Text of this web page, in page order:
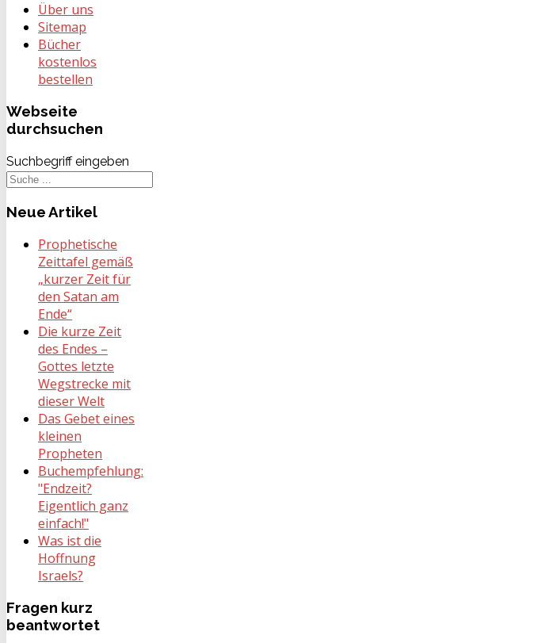
Über uns
Sitemap
Bücher
kostenlos
bestellen
Webseite
durchsuchen
Suchbegriff eingeben
NeueArtikel
Prophetische
Zeittafel gemäß
„kurzer Zeit für
den Satan am
Ende“
Die kurze Zeit
des Endes –
Gottes letzte
Wegstrecke mit
dieser Welt
Das Gebet eines
kleinen
Propheten
Buchempfehlung:
"Endzeit?
Eigentlich ganz
einfach!"
Was ist die
Hoffnung
Israels?
Fragen kurz
beantwortet